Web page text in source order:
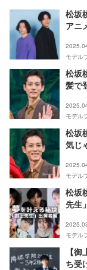
松坂
アニ
モデル
松坂
髪で
モデル
松坂
気じ
モデル
松坂
先生
モデル
【
ち受